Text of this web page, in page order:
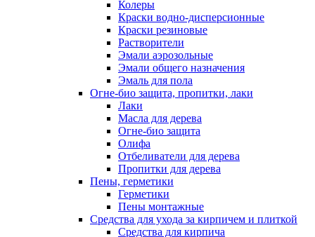
Колеры
Краски водно-дисперсионные
Краски резиновые
Растворители
Эмали аэрозольные
Эмали общего назначения
Эмаль для пола
Огне-био защита, пропитки, лаки
Лаки
Масла для дерева
Огне-био защита
Олифа
Отбеливатели для дерева
Пропитки для дерева
Пены, герметики
Герметики
Пены монтажные
Средства для ухода за кирпичем и плиткой
Средства для кирпича